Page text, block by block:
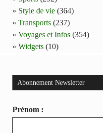
Style de vie (364)
Transports (237)
Voyages et Infos (354)
Widgets (10)
Abonnement Newsletter
Prénom :